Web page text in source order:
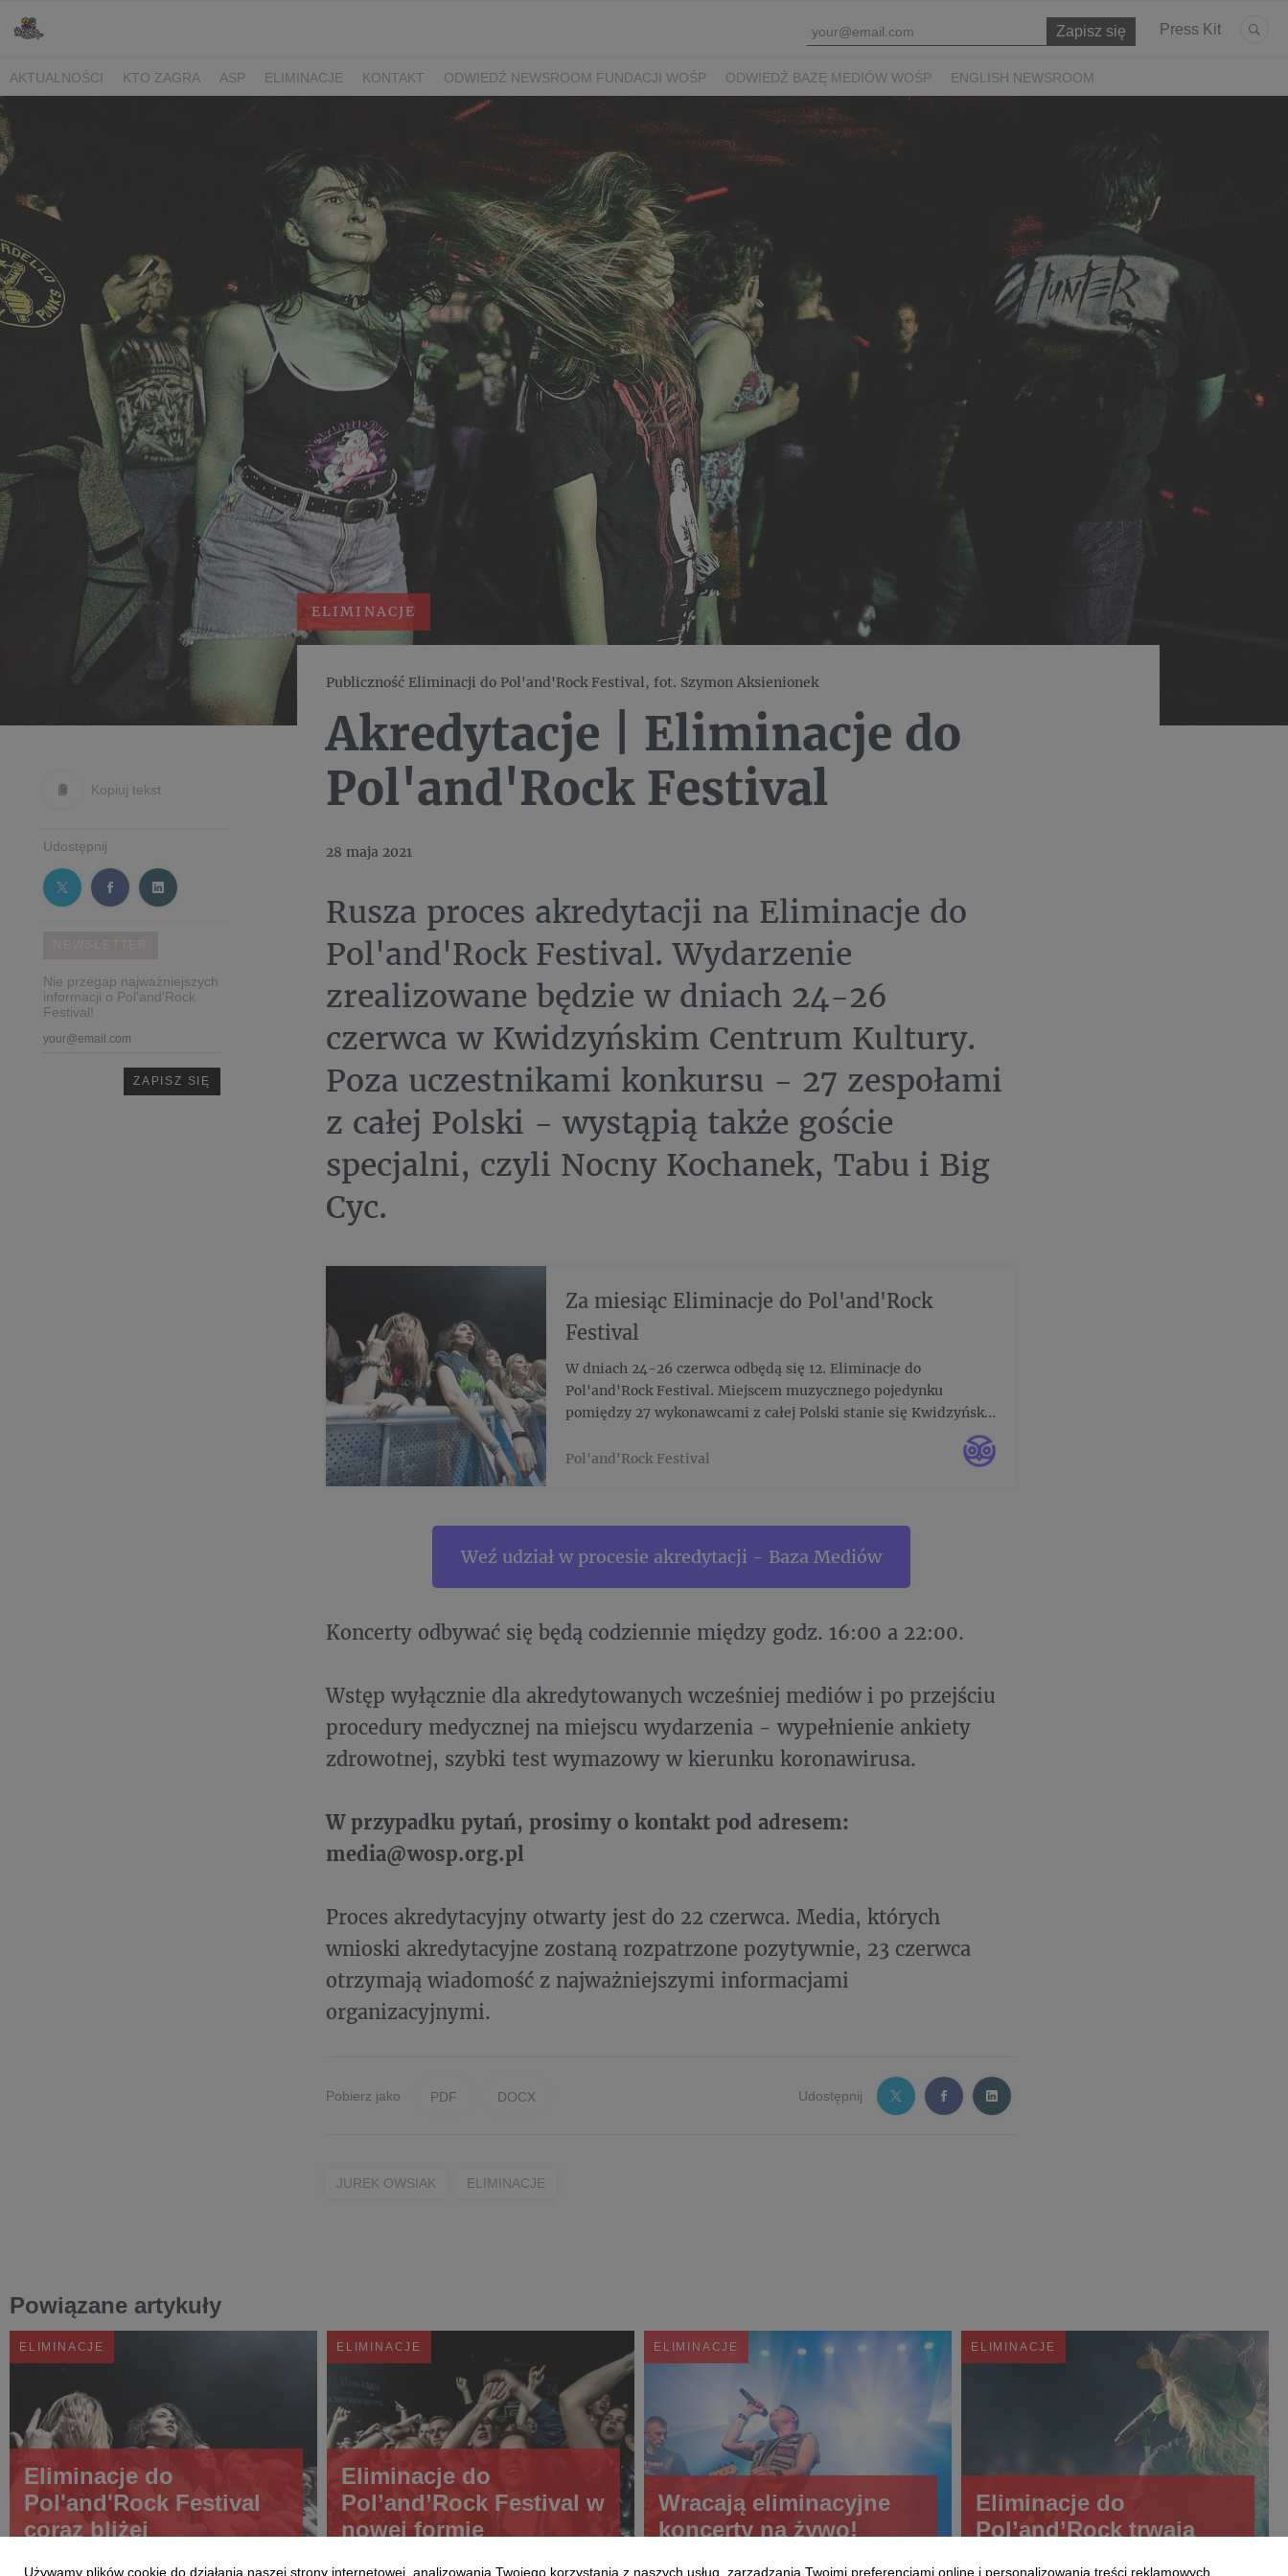
Press Kit
AKTUALNOŚCI KTO ZAGRA ASP ELIMINACJE KONTAKT ODWIEDŹ NEWSROOM FUNDACJI WOŚP ODWIEDŹ BAZĘ MEDIÓW WOŚP ENGLISH NEWSROOM
Kopiuj tekst
Udostępnij
Nie przegap najważniejszych
informacji o Pol'and'Rock
Festival!
ELIMINACJE
Publiczność Eliminacji do Pol'and'Rock Festival, fot. Szymon Aksienionek
Akredytacje | Eliminacje do
Pol'and'Rock Festival
28 maja 2021
Rusza proces akredytacji na Eliminacje do
Pol'and'Rock Festival. Wydarzenie
zrealizowane będzie w dniach 24-26
czerwca w Kwidzyńskim Centrum Kultury.
Poza uczestnikami konkursu - 27 zespołami
z całej Polski - wystąpią także goście
specjalni, czyli Nocny Kochanek, Tabu i Big
Cyc.
Za miesiąc Eliminacje do Pol'and'Rock
Festival
W dniach 24-26 czerwca odbędą się 12. Eliminacje do
Pol'and'Rock Festival. Miejscem muzycznego pojedynku
pomiędzy 27 wykonawcami z całej Polski stanie się Kwidzyńskie
Centrum Kultury. Poza uczestnikami konkursu wystąpią także
goście specjalni - Nocny Kochanek, Tabu i...
Pol'and'Rock Festival
Weź udział w procesie akredytacji - Baza Mediów
Koncerty odbywać się będą codziennie między godz. 16:00 a 22:00.
Wstęp wyłącznie dla akredytowanych wcześniej mediów i po przejściu
procedury medycznej na miejscu wydarzenia - wypełnienie ankiety
zdrowotnej, szybki test wymazowy w kierunku koronawirusa.
W przypadku pytań, prosimy o kontakt pod adresem:
media@wosp.org.pl
Proces akredytacyjny otwarty jest do 22 czerwca. Media, których
wnioski akredytacyjne zostaną rozpatrzone pozytywnie, 23 czerwca
otrzymają wiadomość z najważniejszymi informacjami
organizacyjnymi.
Pobierz jako PDF DOCX Udostępnij
JUREK OWSIAK ELIMINACJE
Powiązane artykuły
ELIMINACJE
Eliminacje do
Pol'and'Rock Festival
coraz bliżej
ELIMINACJE
Eliminacje do
Pol’and’Rock Festival w
nowej formie
ELIMINACJE
Wracają eliminacyjne
koncerty na żywo!
ELIMINACJE
Eliminacje do
Pol’and’Rock trwają
Używamy plików cookie do działania naszej strony internetowej, analizowania Twojego korzystania z naszych usług, zarządzania Twoimi preferencjami online i personalizowania treści reklamowych.